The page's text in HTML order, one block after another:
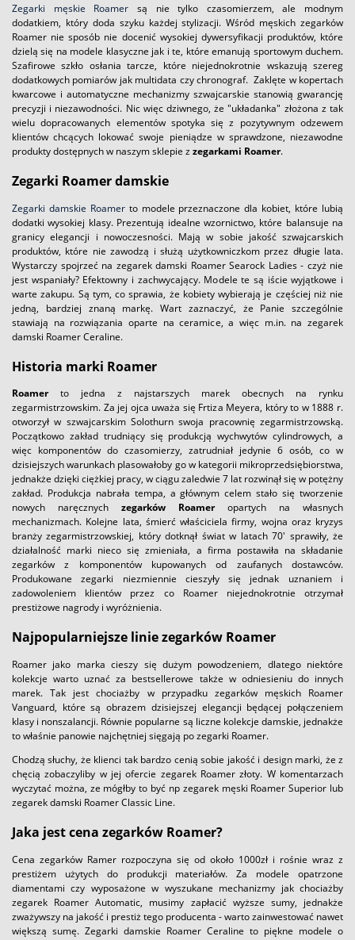
Zegarki męskie Roamer są nie tylko czasomierzem, ale modnym
dodatkiem, który doda szyku każdej stylizacji. Wśród męskich zegarków
Roamer nie sposób nie docenić wysokiej dywersyfikacji produktów, które
dzielą się na modele klasyczne jak i te, które emanują sportowym duchem.
Szafirowe szkło osłania tarcze, które niejednokrotnie wskazują szereg
dodatkowych pomiarów jak multidata czy chronograf. Zaklęte w kopertach
kwarcowe i automatyczne mechanizmy szwajcarskie stanowią gwarancję
precyzji i niezawodności. Nic więc dziwnego, że "układanka" złożona z tak
wielu dopracowanych elementów spotyka się z pozytywnym odzewem
klientów chcących lokować swoje pieniądze w sprawdzone, niezawodne
produkty dostępnych w naszym sklepie zzegarkami Roamer.
Zegarki Roamer damskie
Zegarki damskie Roamerto modele przeznaczone dla kobiet, które lubią
dodatki wysokiej klasy. Prezentują idealne wzornictwo, które balansuje na
granicy elegancji i nowoczesności. Mają w sobie jakość szwajcarskich
produktów, które nie zawodzą i służą użytkowniczkom przez długie lata.
Wystarczy spojrzeć na zegarek damski Roamer Searock Ladies - czyż nie
jest wspaniały? Efektowny i zachwycający. Modele te są iście wyjątkowe i
warte zakupu. Są tym, co sprawia, że kobiety wybierają je częściej niż nie
jedną, bardziej znaną markę. Wart zaznaczyć, że Panie szczególnie
stawiają na rozwiązania oparte na ceramice, a więc m.in. na zegarek
damski Roamer Ceraline.
Historia marki Roamer
Roamerto jedna z najstarszych marek obecnych na rynku
zegarmistrzowskim. Za jej ojca uważa się Frtiza Meyera, który to w 1888 r.
otworzył w szwajcarskim Solothurn swoja pracownię zegarmistrzowską.
Początkowo zakład trudniący się produkcją wychwytów cylindrowych, a
więc komponentów do czasomierzy, zatrudniał jedynie 6 osób, co w
dzisiejszych warunkach plasowałoby go w kategorii mikroprzedsiębiorstwa,
jednakże dzięki ciężkiej pracy, w ciągu zaledwie 7 lat rozwinął się w potężny
zakład. Produkcja nabrała tempa, a głównym celem stało się tworzenie
nowych naręcznych zegarków Roameropartych na własnych
mechanizmach. Kolejne lata, śmierć właściciela firmy, wojna oraz kryzys
branży zegarmistrzowskiej, który dotknął świat w latach 70' sprawiły, że
działalność marki nieco się zmieniała, a firma postawiła na składanie
zegarków z komponentów kupowanych od zaufanych dostawców.
Produkowane zegarki niezmiennie cieszyły się jednak uznaniem i
zadowoleniem klientów przez co Roamer niejednokrotnie otrzymał
prestiżowe nagrody i wyróżnienia.
Najpopularniejsze linie zegarków Roamer
Roamer jako marka cieszy się dużym powodzeniem, dlatego niektóre
kolekcje warto uznać za bestsellerowe także w odniesieniu do innych
marek. Tak jest chociażby w przypadku zegarków męskich Roamer
Vanguard, które są obrazem dzisiejszej elegancji będącej połączeniem
klasy i nonszalancji. Równie popularne są liczne kolekcje damskie, jednakże
to właśnie panowie najchętniej sięgają po zegarki Roamer.
Chodzą słuchy, że klienci tak bardzo cenią sobie jakość i design marki, że z
chęcią zobaczyliby w jej ofercie zegarek Roamer złoty. W komentarzach
wyczytać można, ze mógłby to być np zegarek męski Roamer Superior lub
zegarek damski Roamer Classic Line.
Jaka jest cena zegarków Roamer?
Cena zegarków Ramer rozpoczyna się od około 1000zł i rośnie wraz z
prestiżem użytych do produkcji materiałów. Za modele opatrzone
diamentami czy wyposażone w wyszukane mechanizmy jak chociażby
zegarek Roamer Automatic, musimy zapłacić wyższe sumy, jednakże
zważywszy na jakość i prestiż tego producenta - warto zainwestować nawet
większą sumę. Zegarki damskie Roamer Ceraline to piękne modele o